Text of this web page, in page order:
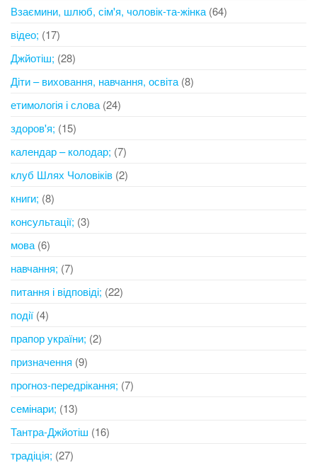
Взаємини, шлюб, сім'я, чоловік-та-жінка (64)
відео; (17)
Джйотіш; (28)
Діти – виховання, навчання, освіта (8)
етимологія і слова (24)
здоров'я; (15)
календар – колодар; (7)
клуб Шлях Чоловіків (2)
книги; (8)
консультації; (3)
мова (6)
навчання; (7)
питання і відповіді; (22)
події (4)
прапор україни; (2)
призначення (9)
прогноз-передрікання; (7)
семінари; (13)
Тантра-Джйотіш (16)
традіція; (27)